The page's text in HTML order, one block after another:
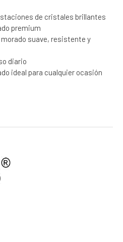
de cristales brillantes
premium
suave, resistente y
diario
ideal para cualquier ocasión